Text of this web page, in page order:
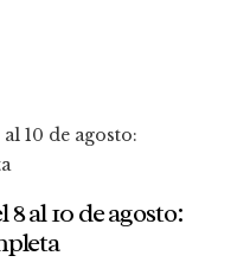
al 10 de agosto: